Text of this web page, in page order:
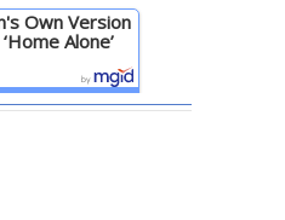
Own Version
Alone’